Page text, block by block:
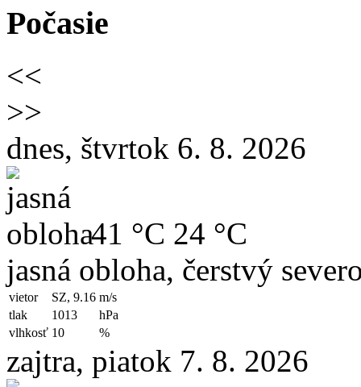
Počasie
<<
>>
dnes, štvrtok 6. 8. 2026
41 °C 24 °C
jasná obloha, čerstvý
vietor SZ, 9.16 m/s
tlak
1013
hPa
vlhkosť 10 %
zajtra, piatok 7. 8. 2026